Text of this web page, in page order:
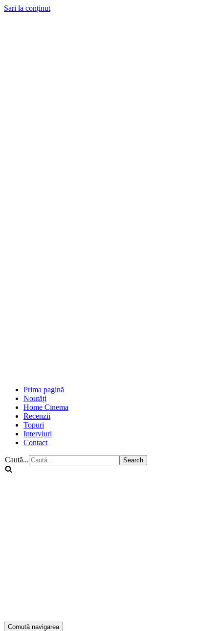
Sari la conținut
Prima pagină
Noutăți
Home Cinema
Recenzii
Topuri
Interviuri
Contact
Caută...
Comută navigarea